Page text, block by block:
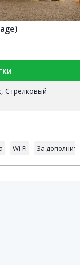
Стрелковый
Wi-Fi За